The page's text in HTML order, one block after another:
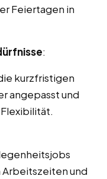
Feiertagen in
:
kurzfristigen
angepasst und
und